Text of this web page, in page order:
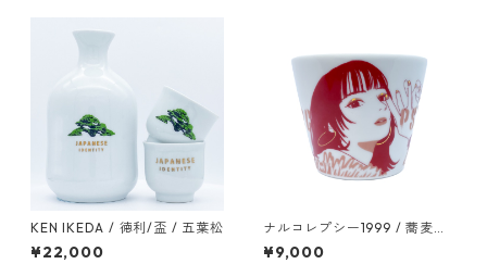
KEN IKEDA / 徳利/盃 / 五葉松
¥22,000
ナルコレプシー1999 / 蕎麦猪
口 / color2
¥9,000